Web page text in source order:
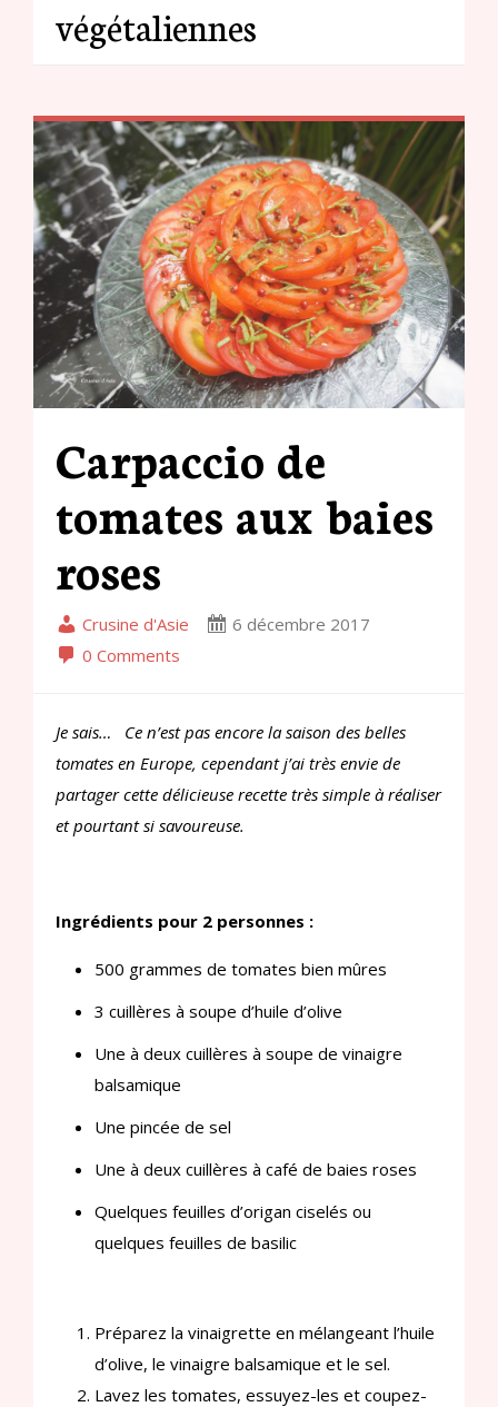
végétaliennes
Carpaccio de
tomates aux baies
roses
Crusine d'Asie
6 décembre 2017
0 Comments
Je sais… Ce n’est pas encore la saison des belles
tomates en Europe, cependant j’ai très envie de
partager cette délicieuse recette très simple à réaliser
et pourtant si savoureuse.
Ingrédients pour 2 personnes :
500 grammes de tomates bien mûres
3 cuillères à soupe d’huile d’olive
Une à deux cuillères à soupe de vinaigre
balsamique
Une pincée de sel
Une à deux cuillères à café de baies roses
Quelques feuilles d’origan ciselés ou
quelques feuilles de basilic
Préparez la vinaigrette en mélangeant l’huile
d’olive, le vinaigre balsamique et le sel.
Lavez les tomates, essuyez-les et coupez-